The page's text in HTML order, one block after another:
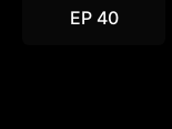
EP 40